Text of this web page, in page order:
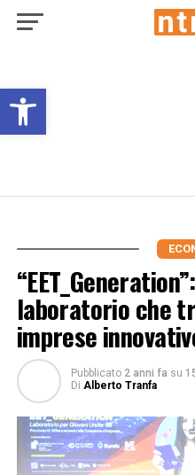
Open toolbar
laboratorio che
imprese
Pubblicato 2 anni fa su
Di Alberto Tranfa